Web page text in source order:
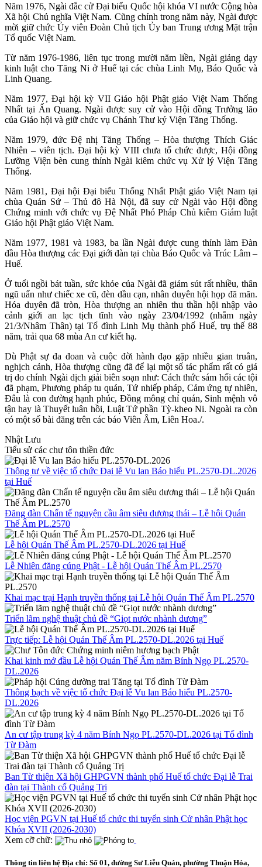
Năm 1976, Ngài đắc cử Đại biểu Quốc hội khóa VI nước Cộng hòa
Xã hội Chủ nghĩa Việt Nam. Cũng chính trong năm này, Ngài được
mời giữ chức Ủy viên Đoàn Chủ tịch Ủy ban Trung ương Mặt trận
Tổ quốc Việt Nam.
Từ năm 1976-1986, liên tục trong mười năm liền, Ngài giảng dạy
kinh luật cho Tăng Ni ở Huế tại các chùa Linh Mụ, Báo Quốc và
Linh Quang.
Năm 1977, Đại hội kỳ VII Giáo hội Phật giáo Việt Nam Thống
Nhất tại Ấn Quang. Ngài được suy cử vào Hội đồng Trưởng lão
của Giáo hội và giữ chức vụ Chánh Thư ký Viện Tăng Thống.
Năm 1979, đức Đệ nhị Tăng Thống – Hòa thượng Thích Giác
Nhiên – viên tịch. Đại hội kỳ VIII chưa tổ chức được, Hội đồng
Lưỡng Viện bèn cung thỉnh Ngài kiêm chức vụ Xử lý Viện Tăng
Thống.
Năm 1981, Đại hội Đại biểu Thống Nhất Phật giáo Việt Nam tại
chùa Quán Sứ – Thủ đô Hà Nội, đã suy cử Ngài vào Hội đồng
Chứng minh với chức vụ Đệ Nhất Phó Pháp Chủ kiêm Giám luật
Giáo hội Phật giáo Việt Nam.
Năm 1977, 1981 và 1983, ba lần Ngài được cung thỉnh làm Đàn
đầu Hòa thượng các Đại giới đàn tại chùa Báo Quốc và Trúc Lâm –
Huế.
Ở tuổi ngồi bát tuần, sức khỏe của Ngài đã giảm sút rất nhiều, thân
ngũ uẩn như chiếc xe cũ, đèn dầu cạn, nhân duyên hội họp đã mãn.
Hóa duyên đã tròn, Hòa thượng an nhiên thu thần hội nhập vào
cảnh giới an lạc tịch tĩnh vào ngày 23/04/1992 (nhằm ngày
21/3/Nhâm Thân) tại Tổ đình Linh Mụ thành phố Huế, trụ thế 88
năm, trải qua 68 mùa An cư kiết hạ.
Dù Phật sự đa đoan và cuộc đời hành đạo gặp nhiều gian truân,
nghịch cảnh, Hòa thượng cũng đã để lại một số tác phẩm rất có giá
trị do chính Ngài dịch giải biên soạn như: Cách thức sám hối các tội
đã phạm, Phương pháp tu quán, Tứ nhiếp pháp, Cảm ứng tự nhiên,
Đâu là con đường hạnh phúc, Đồng mông chỉ quán, Sinh mệnh vô
tận hay là Thuyết luân hồi, Luật Tứ phần Tỳ-kheo Ni. Ngoài ra còn
có một số bài đăng trên các báo Viên Âm, Liên Hoa./.
Nhật Lưu
Tiểu sử các chư tôn thiền đức
Thông tư về việc tổ chức Đại lễ Vu lan Báo hiếu PL.2570-DL.2026
tại Huế
Đăng đàn Chẩn tế nguyện cầu âm siêu dương thái – Lễ hội Quán
Thế Âm PL.2570
Lễ hội Quán Thế Âm PL.2570-DL.2026 tại Huế
Lễ Nhiên đăng cúng Phật - Lễ hội Quán Thế Âm PL.2570
Khai mạc trại Hạnh truyền thống tại Lễ hội Quán Thế Âm PL.2570
Triển lãm nghệ thuật chủ đề “Giọt nước nhành dương”
Trực tiếp: Lễ hội Quán Thế Âm PL.2570-DL.2026 tại Huế
Khai kinh mở đầu Lễ hội Quán Thế Âm năm Bính Ngọ PL.2570-
DL.2026
Thông bạch về việc tổ chức Đại lễ Vu lan Báo hiếu PL.2570-
DL.2026
An cư tập trung kỳ 4 năm Bính Ngọ PL.2570-DL.2026 tại Tổ đình
Từ Đàm
Ban Từ thiện Xã hội GHPGVN thành phố Huế tổ chức Đại lễ Trai
đàn tại Thành cổ Quảng Trị
Học viện PGVN tại Huế tổ chức thi tuyển sinh Cử nhân Phật học
Khóa XVII (2026-2030)
Xem cỡ chữ:
Thông tin liên hệ Địa chỉ: Số 01, đường Sư Liễu Quán, phường Thuận Hóa,